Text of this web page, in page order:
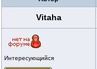
Vitaha
Интересующийся